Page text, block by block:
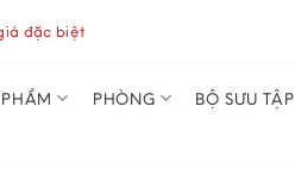
đặc biệt
PHÒNG BỘ SƯU TẬP